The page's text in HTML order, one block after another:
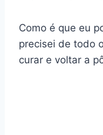
Como é que eu
precisei de todo
curar e voltar a